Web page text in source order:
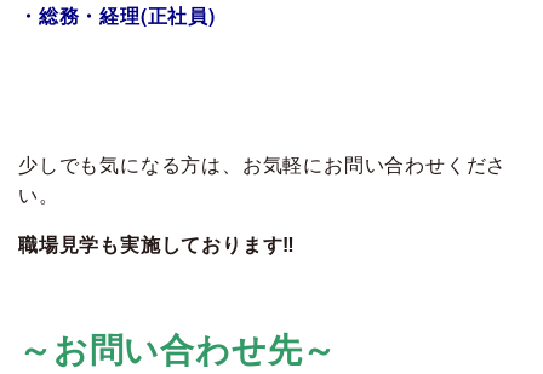
・ 総務・経理(正社員)
少しでも気になる方は、お気軽にお問い合わせくださ
い。
職場見学も実施しております‼️
～お問い合わせ先～